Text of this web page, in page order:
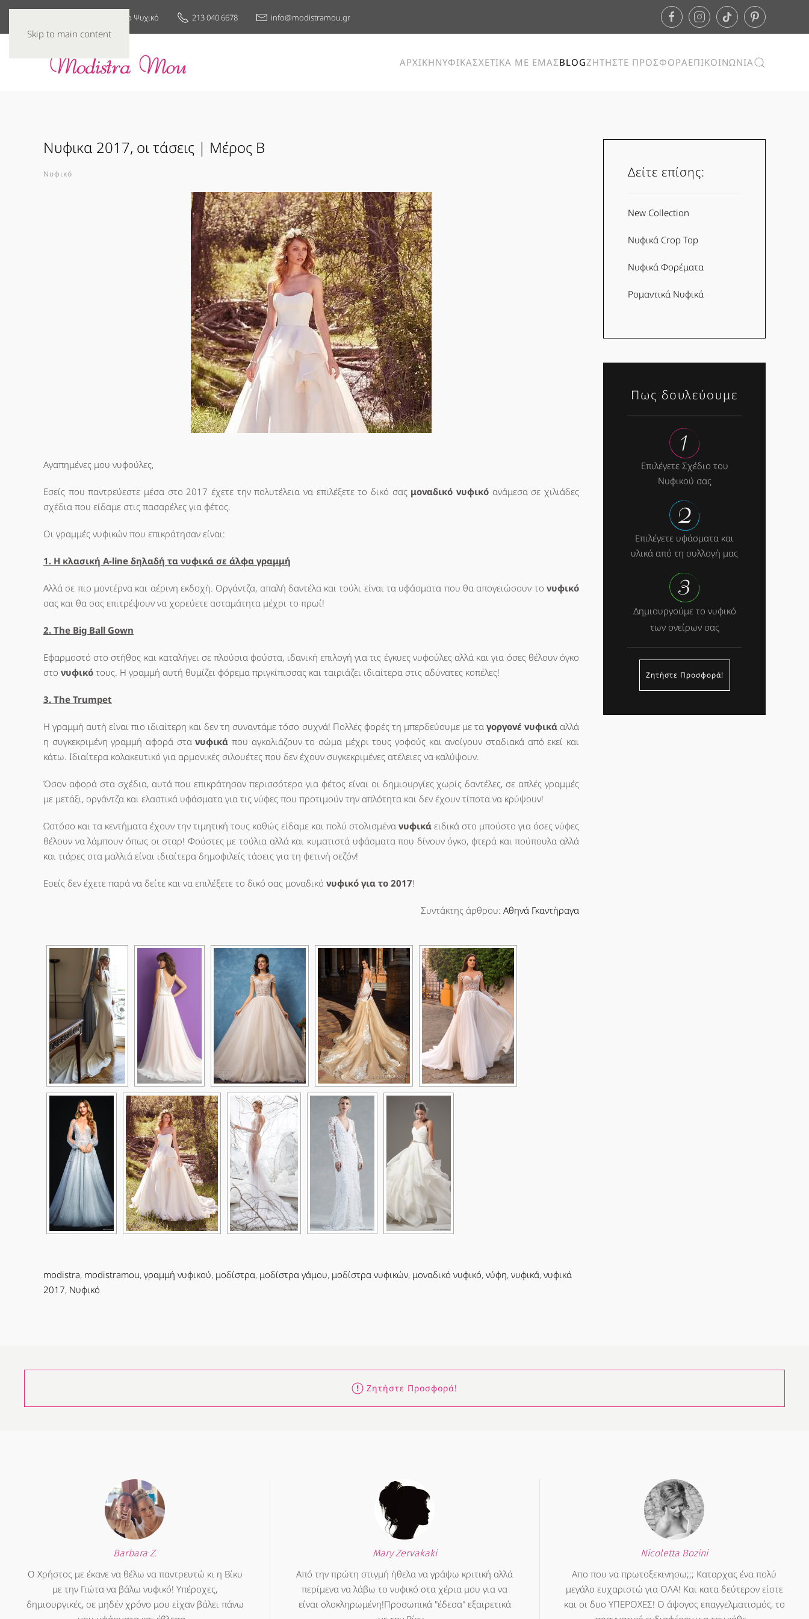
Skip to main content
25ης Μαρτίου 7, Νέο Ψυχικό 213 040 6678 info@modistramou.gr
ΑΡΧΙΚΗΝΥΦΙΚΑΣΧΕΤΙΚΑ ΜΕ ΕΜΑΣBLOGΖΗΤΗΣΤΕ ΠΡΟΣΦΟΡΑΕΠΙΚΟΙΝΩΝΙΑ
Νυφικα 2017, οι τάσεις | Μέρος Β
Νυφικό
Αγαπημένες μου νυφούλες,
Εσείς που παντρεύεστε μέσα στο 2017 έχετε την πολυτέλεια να επιλέξετε το δικό σας μοναδικό νυφικό ανάμεσα σε χιλιάδες
σχέδια που είδαμε στις πασαρέλες για φέτος.
Οι γραμμές νυφικών που επικράτησαν είναι:
1. Η κλασική Α-line δηλαδή τα νυφικά σε άλφα γραμμή
Αλλά σε πιο μοντέρνα και αέρινη εκδοχή. Οργάντζα, απαλή δαντέλα και τούλι είναι τα υφάσματα που θα απογειώσουν το νυφικό
σας και θα σας επιτρέψουν να χορεύετε ασταμάτητα μέχρι το πρωί!
2. The Big Ball Gown
Εφαρμοστό στο στήθος και καταλήγει σε πλούσια φούστα, ιδανική επιλογή για τις έγκυες νυφούλες αλλά και για όσες θέλουν όγκο
στο νυφικό τους. Η γραμμή αυτή θυμίζει φόρεμα πριγκίπισσας και ταιριάζει ιδιαίτερα στις αδύνατες κοπέλες!
3. The Trumpet
Η γραμμή αυτή είναι πιο ιδιαίτερη και δεν τη συναντάμε τόσο συχνά! Πολλές φορές τη μπερδεύουμε με ταγοργονέ νυφικάαλλά
η συγκεκριμένη γραμμή αφορά στανυφικά που αγκαλιάζουν το σώμα μέχρι τους γοφούς και ανοίγουν σταδιακά από εκεί και
κάτω. Ιδιαίτερα κολακευτικό για αρμονικές σιλουέτες που δεν έχουν συγκεκριμένες ατέλειες να καλύψουν.
Όσον αφορά στα σχέδια, αυτά που επικράτησαν περισσότερο για φέτος είναι οι δημιουργίες χωρίς δαντέλες, σε απλές γραμμές
με μετάξι, οργάντζα και ελαστικά υφάσματα για τις νύφες που προτιμούν την απλότητα και δεν έχουν τίποτα να κρύψουν!
Ωστόσο και τα κεντήματα έχουν την τιμητική τους καθώς είδαμε και πολύ στολισμένα νυφικά ειδικά στο μπούστο για όσες νύφες
θέλουν να λάμπουν όπως οι σταρ! Φούστες με τούλια αλλά και κυματιστά υφάσματα που δίνουν όγκο, φτερά και πούπουλα αλλά
και τιάρες στα μαλλιά είναι ιδιαίτερα δημοφιλείς τάσεις για τη φετινή σεζόν!
Εσείς δεν έχετε παρά να δείτε και να επιλέξετε το δικό σας μοναδικό νυφικό για το 2017!
Συντάκτης άρθρου: Αθηνά Γκαντήραγα
modistra, modistramou, γραμμή νυφικού, μοδίστρα, μοδίστρα γάμου, μοδίστρα νυφικών, μοναδικό νυφικό, νύφη, νυφικά, νυφικά
2017, Νυφικό
Δείτε επίσης:
New Collection
Νυφικά Crop Top
Νυφικά Φορέματα
Ρομαντικά Νυφικά
Πως δουλεύουμε
Επιλέγετε Σχέδιο του
Νυφικού σας
Επιλέγετε υφάσματα και
υλικά από τη συλλογή μας
Δημιουργούμε το νυφικό
των ονείρων σας
Ζητήστε Προσφορά!
Ζητήστε Προσφορά!
Barbara Z.
Ο Χρήστος με έκανε να θέλω να παντρευτώ κι η Βίκυ
με την Γιώτα να βάλω νυφικό! Υπέροχες,
δημιουργικές, σε μηδέν χρόνο μου είχαν βάλει πάνω
Mary Zervakaki
Από την πρώτη στιγμή ήθελα να γράψω κριτική αλλά
περίμενα να λάβω το νυφικό στα χέρια μου για να
είναι ολοκληρωμένη!Προσωπικά "έδεσα" εξαιρετικά
Nicoletta Bozini
Απο που να πρωτοξεκινησω;;; Καταρχας ένα πολύ
μεγάλο ευχαριστώ για ΟΛΑ! Και κατα δεύτερον είστε
και οι δυο ΥΠΕΡΟΧΕΣ! Ο άψογος επαγγελματισμός, το